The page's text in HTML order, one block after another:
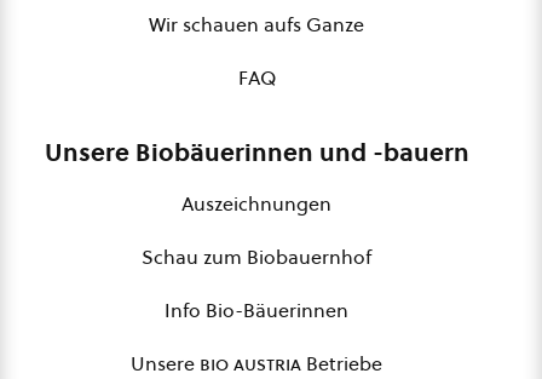
Wir schauen aufs Ganze
FAQ
Unsere Biobäuerinnen und -bauern
Auszeichnungen
Schau zum Biobauernhof
Info Bio-Bäuerinnen
Unsere bio austria Betriebe